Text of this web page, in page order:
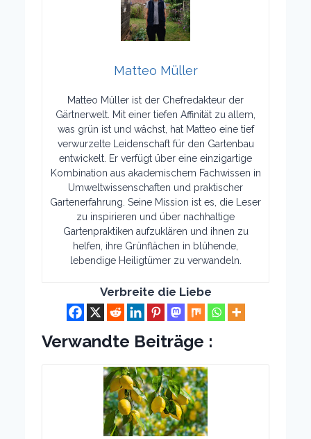
Matteo Müller
Matteo Müller ist der Chefredakteur der
Gärtnerwelt. Mit einer tiefen Affinität zu allem,
was grün ist und wächst, hat Matteo eine tief
verwurzelte Leidenschaft für den Gartenbau
entwickelt. Er verfügt über eine einzigartige
Kombination aus akademischem Fachwissen in
Umweltwissenschaften und praktischer
Gartenerfahrung. Seine Mission ist es, die Leser
zu inspirieren und über nachhaltige
Gartenpraktiken aufzuklären und ihnen zu
helfen, ihre Grünflächen in blühende,
lebendige Heiligtümer zu verwandeln.
Verbreite die Liebe
Verwandte Beiträge :